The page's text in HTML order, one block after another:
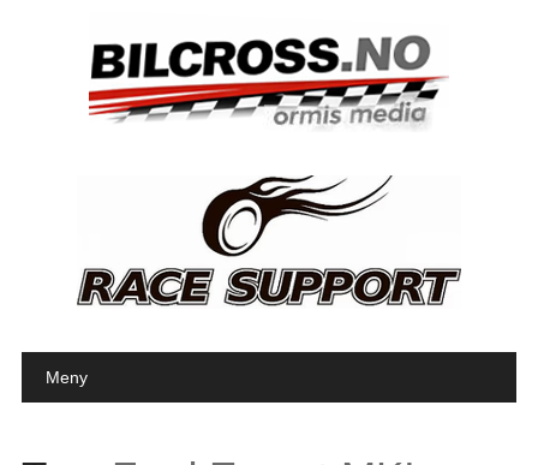
Main menu
Meny